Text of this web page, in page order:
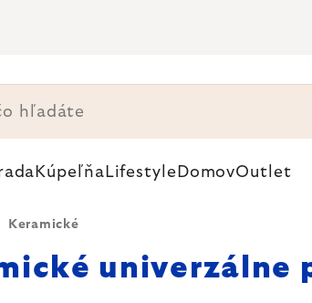
Kúpeľňa Lifestyle DomovOutlet
Keramické
univerzálne